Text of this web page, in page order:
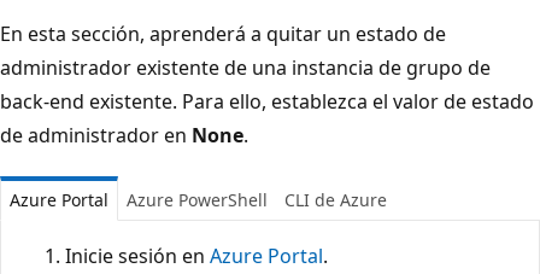
En esta sección, aprenderá a quitar un estado de
administrador existente de una instancia de grupo de
back-end existente. Para ello, establezca el valor de estado
de administrador en None.
Azure Portal Azure PowerShell CLI de Azure
Inicie sesión en Azure Portal.